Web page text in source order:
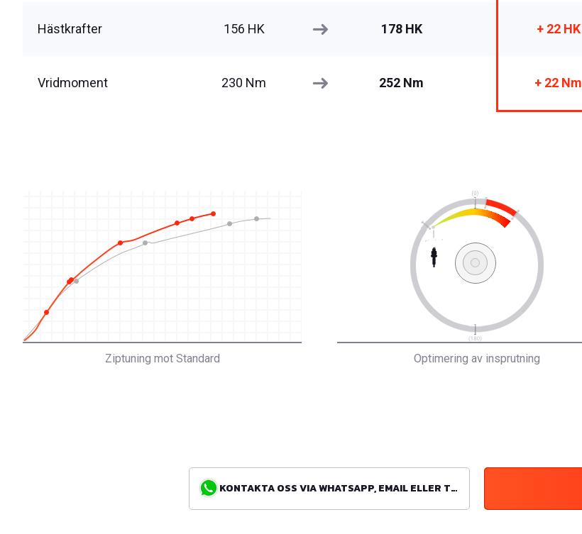
Hästkrafter 156 HK 178 HK + 22 HK
Vridmoment 230 Nm 252 Nm + 22 Nm
Ziptuning mot Standard Optimering av insprutning
KONTAKTA OSS VIA WHATSAPP, EMAIL ELLER TELEFON